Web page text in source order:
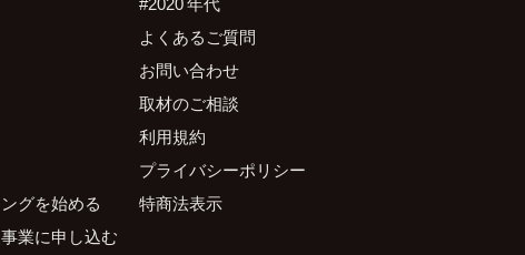
グを始める
業に申し込む
よくあるご質問
お問い合わせ
取材のご相談
利用規約
プライバシーポリシー
特商法表示